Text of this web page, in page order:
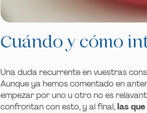
Cuándo y cómo
Una duda recurrente en vuestras
Aunque ya hemos comentado en
empezar por uno u otro no es
confrontan con esto, y al final,las